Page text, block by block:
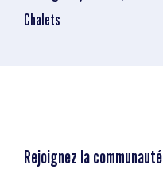
Chalets
Rejoignez la communauté